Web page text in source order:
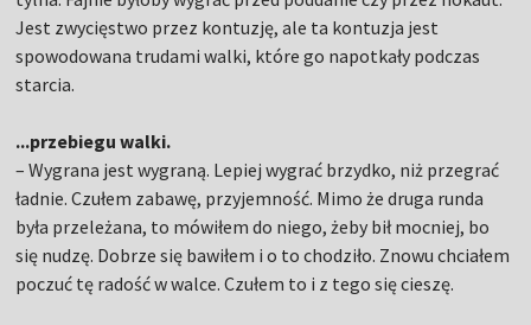
Jest zwycięstwo przez kontuzję, ale ta kontuzja jest
spowodowana trudami walki, które go napotkały podczas
starcia.
...przebiegu walki.
– Wygrana jest wygraną. Lepiej wygrać brzydko, niż przegrać
ładnie. Czułem zabawę, przyjemność. Mimo że druga runda
była przeleżana, to mówiłem do niego, żeby bił mocniej, bo
się nudzę. Dobrze się bawiłem i o to chodziło. Znowu chciałem
poczuć tę radość w walce. Czułem to i z tego się cieszę.